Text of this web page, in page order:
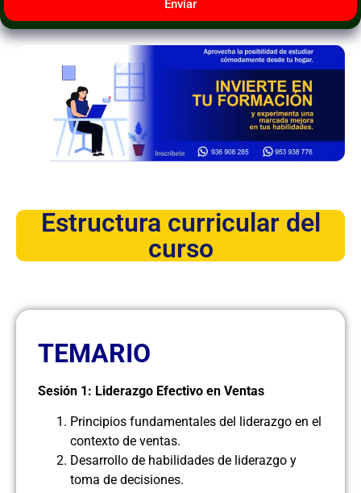
Enviar
Estructura curricular del
curso
TEMARIO
Sesión 1: Liderazgo Efectivo en Ventas
Principios fundamentales del liderazgo en el
contexto de ventas.
Desarrollo de habilidades de liderazgo y
toma de decisiones.